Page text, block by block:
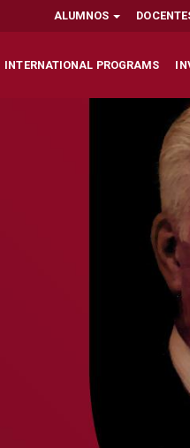
ALUMNOS
INTERNATIONAL PROGRAMS